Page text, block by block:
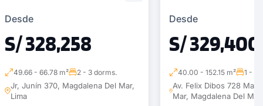
Desde
S/ 328,258
49.66 - 66.78 m² 2 - 3 dorms.
Jr, Junín 370, Magdalena Del Mar,
Lima
Desde
S/ 329,400
40.00 - 152.15 m² 1 - 4
Av. Felix Dibos 728
Mar, Magdalena Del